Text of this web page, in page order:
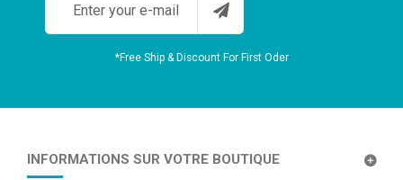
*Free Ship & Discount For First Oder
INFORMATIONS SUR VOTRE BOUTIQUE